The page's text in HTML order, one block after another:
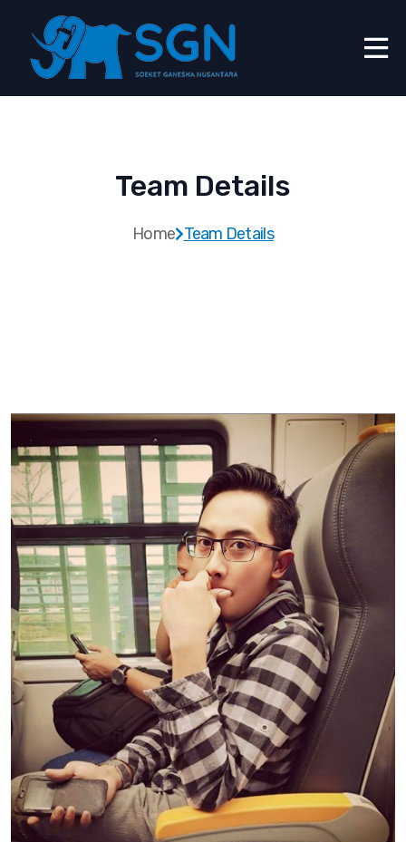
Team Details
Home Team Details